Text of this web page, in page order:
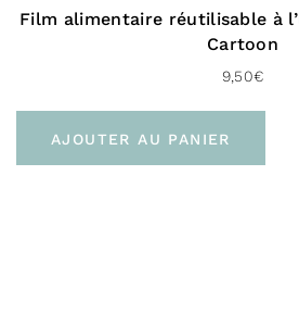
Film alimentaire réutilisable à
Cartoon
9,50€
AJOUTER AU PANIER